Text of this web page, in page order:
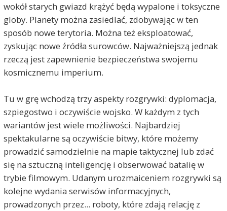
wokół starych gwiazd krążyć będą wypalone i toksyczne
globy. Planety można zasiedlać, zdobywając w ten
sposób nowe terytoria. Można też eksploatować,
zyskując nowe źródła surowców. Najważniejszą jednak
rzeczą jest zapewnienie bezpieczeństwa swojemu
kosmicznemu imperium.
Tu w grę wchodzą trzy aspekty rozgrywki: dyplomacja,
szpiegostwo i oczywiście wojsko. W każdym z tych
wariantów jest wiele możliwości. Najbardziej
spektakularne są oczywiście bitwy, które możemy
prowadzić samodzielnie na mapie taktycznej lub zdać
się na sztuczną inteligencję i obserwować batalię w
trybie filmowym. Udanym urozmaiceniem rozgrywki są
kolejne wydania serwisów informacyjnych,
prowadzonych przez... roboty, które zdają relację z